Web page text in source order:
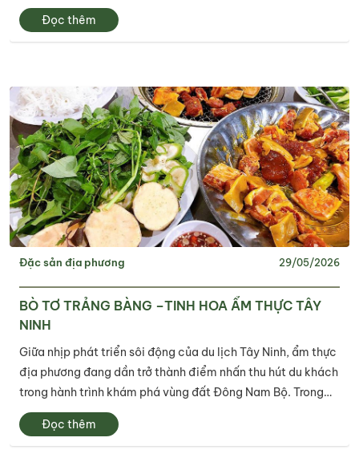
hương vị bản địa. Trong số đó, đậu phộng Đức Hòa được
xem như một món quà của đất,...
Đọc thêm
Đặc sản địa phương 29/05/2026
BÒ TƠ TRẢNG BÀNG –TINH HOA ẨM THỰC TÂY
NINH
Giữa nhịp phát triển sôi động của du lịch Tây Ninh, ẩm thực
địa phương đang dần trở thành điểm nhấn thu hút du khách
trong hành trình khám phá vùng đất Đông Nam Bộ. Trong
đó, bò tơ Trảng Bàng được xem là một trong những món ăn
mang đậm dấu ấn văn hóa...
Đọc thêm